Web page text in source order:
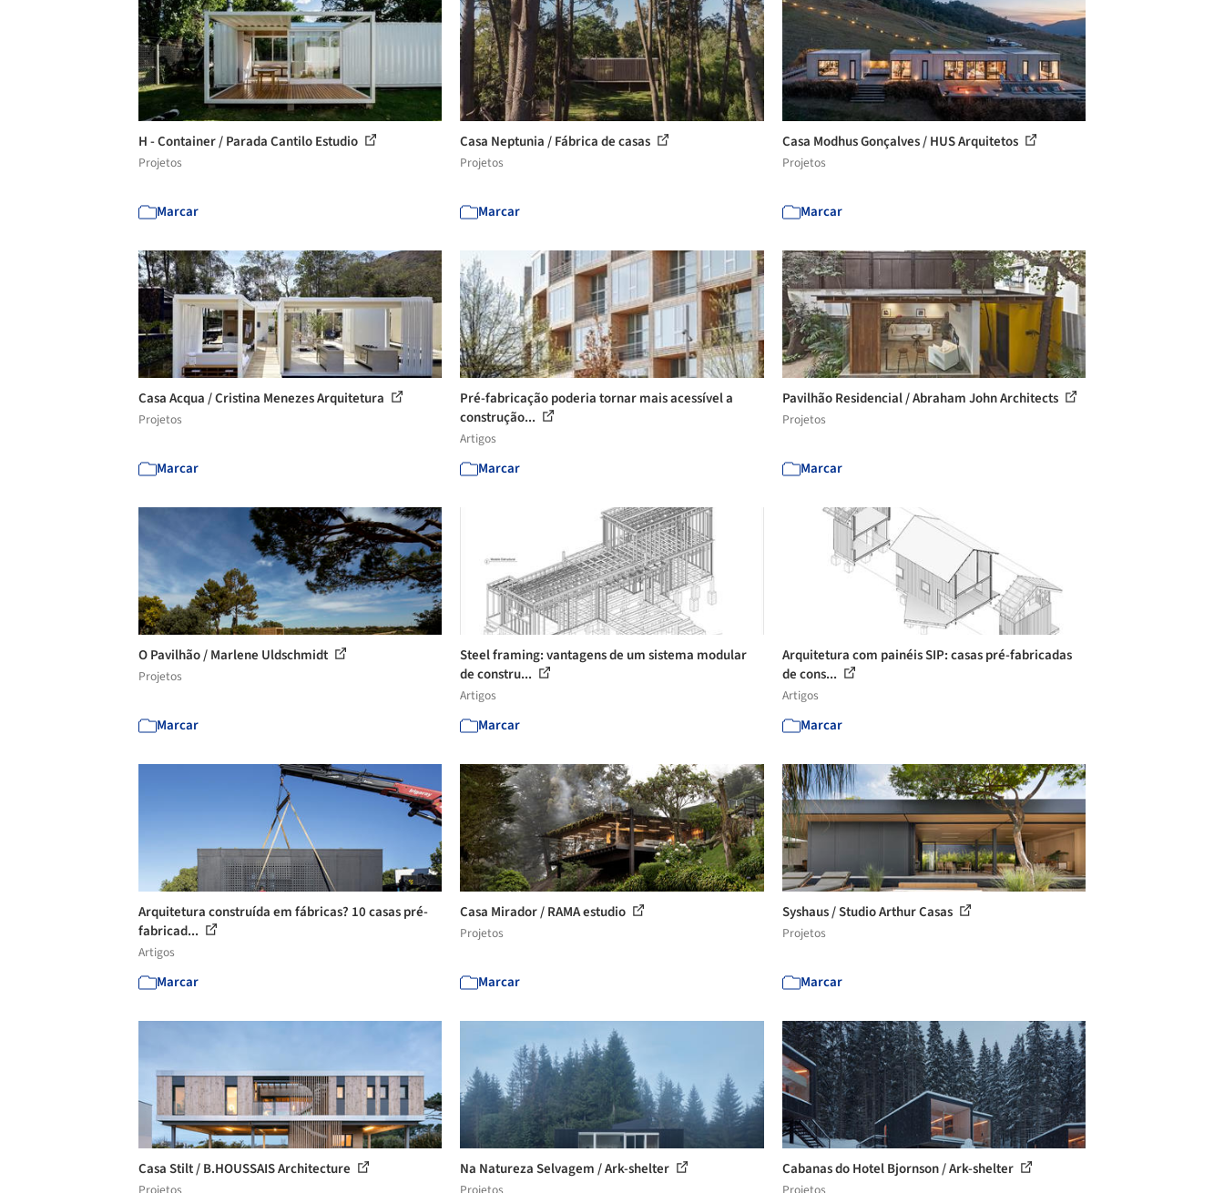
H - Container / Parada Cantilo Estudio
Projetos
Marcar
Casa Neptunia / Fábrica de casas
Projetos
Marcar
Casa Modhus Gonçalves / HUS Arquitetos
Projetos
Marcar
Casa Acqua / Cristina Menezes Arquitetura
Projetos
Marcar
Pré-fabricação poderia tornar mais acessível a
construção...
Artigos
Marcar
Pavilhão Residencial / Abraham John Architects
Projetos
Marcar
O Pavilhão / Marlene Uldschmidt
Projetos
Marcar
Steel framing: vantagens de um sistema modular
de constru...
Artigos
Marcar
Arquitetura com painéis SIP: casas pré-fabricadas
de cons...
Artigos
Marcar
Arquitetura construída em fábricas? 10 casas pré-
fabricad...
Artigos
Marcar
Casa Mirador / RAMA estudio
Projetos
Marcar
Syshaus / Studio Arthur Casas
Projetos
Marcar
Casa Stilt / B.HOUSSAIS Architecture Na Natureza Selvagem / Ark-shelter Cabanas do Hotel Bjornson / Ark-shelter